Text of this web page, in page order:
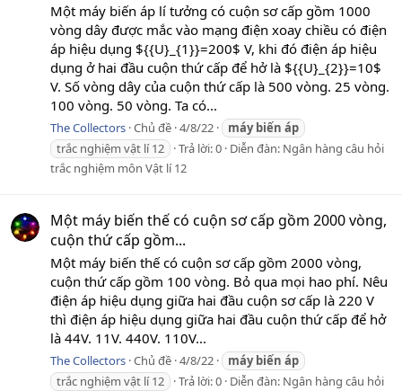
Một máy biến áp lí tưởng có cuộn sơ cấp gồm 1000
vòng dây được mắc vào mạng điện xoay chiều có điện
áp hiệu dụng ${{U}_{1}}=200$ V, khi đó điện áp hiệu
dụng ở hai đầu cuộn thứ cấp để hở là ${{U}_{2}}=10$
V. Số vòng dây của cuộn thứ cấp là 500 vòng. 25 vòng.
100 vòng. 50 vòng. Ta có...
The Collectors Chủ đề 4/8/22 máy biến áp
trắc nghiệm vật lí 12
Trả lời: 0 Diễn đàn: Ngân hàng câu hỏi
trắc nghiệm môn Vật lí 12
Một máy biến thế có cuộn sơ cấp gồm 2000 vòng,
cuộn thứ cấp gồm...
Một máy biến thế có cuộn sơ cấp gồm 2000 vòng,
cuộn thứ cấp gồm 100 vòng. Bỏ qua mọi hao phí. Nêu
điện áp hiệu dụng giữa hai đầu cuộn sơ cấp là 220 V
thì điện áp hiệu dụng giữa hai đầu cuộn thứ cấp để hở
là 44V. 11V. 440V. 110V...
The Collectors Chủ đề 4/8/22 máy biến áp
trắc nghiệm vật lí 12
Trả lời: 0 Diễn đàn: Ngân hàng câu hỏi